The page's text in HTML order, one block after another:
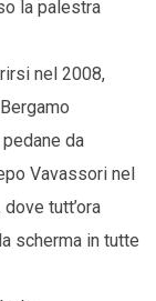
la palestra
nel 2008,
da
Vavassori nel
tutt’ora
scherma in tutte